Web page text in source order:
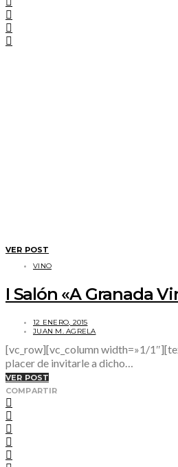
VER POST
VINO
I Salón «A Granada
12 ENERO, 2015
JUAN M. AGRELA
[vc_row][vc_column width=»1/
placer de invitarle a dicho…
VER POST
COMPARTIR